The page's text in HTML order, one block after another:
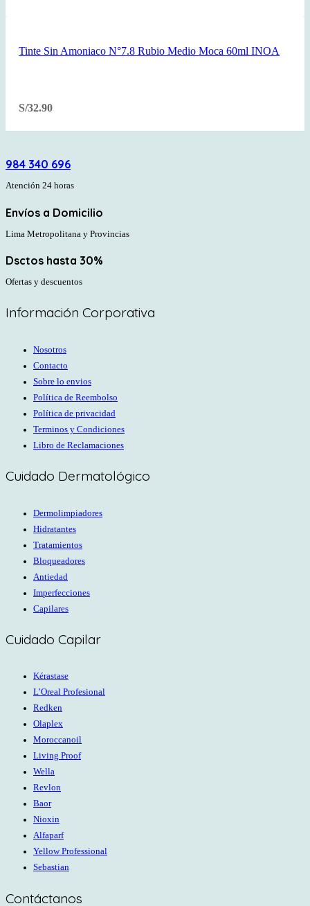
Tinte Sin Amoniaco N°7.8 Rubio Medio Moca 60ml INOA
S/32.90
984 340 696
Atención 24 horas
Envíos a Domicilio
Lima Metropolitana y Provincias
Dsctos hasta 30%
Ofertas y descuentos
Información Corporativa
Nosotros
Contacto
Sobre lo envios
Política de Reembolso
Política de privacidad
Terminos y Condiciones
Libro de Reclamaciones
Cuidado Dermatológico
Dermolimpiadores
Hidratantes
Tratamientos
Bloqueadores
Antiedad
Imperfecciones
Capilares
Cuidado Capilar
Kérastase
L’Oreal Profesional
Redken
Olaplex
Moroccanoil
Living Proof
Wella
Revlon
Baor
Nioxin
Alfaparf
Yellow Professional
Sebastian
Contáctanos